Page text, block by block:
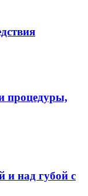
процедуры,
и над губой с